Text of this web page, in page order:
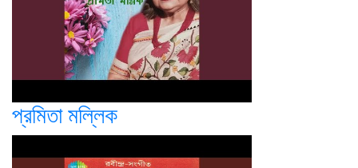
প্রমিতা মল্লিক